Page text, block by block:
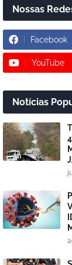
Nossas
Facebook
YouTube
Notícias